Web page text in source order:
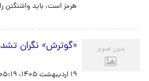
هرمز است، باید واشنگتن
«گوترش» نگران
۱۹ اردیبهشت ۱۴۰۵، ۰۵:۱۹